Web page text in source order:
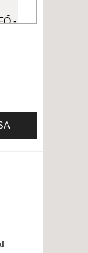
-
-
-